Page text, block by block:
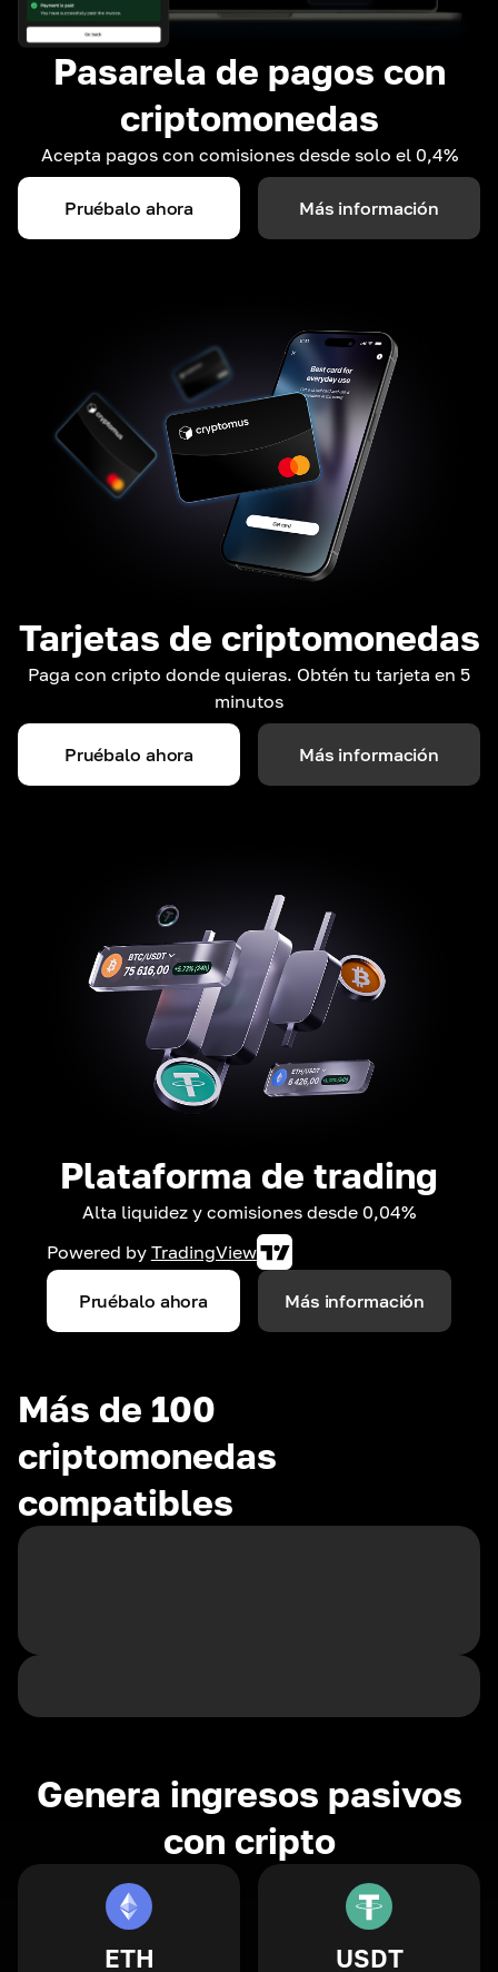
Pasarela de pagos con
criptomonedas
Acepta pagos con comisiones desde solo el 0,4%
Pruébalo ahora Más información
Tarjetas de criptomonedas
Paga con cripto donde quieras. Obtén tu tarjeta en 5
minutos
Pruébalo ahora Más información
Plataforma de trading
Alta liquidez y comisiones desde 0,04%
Powered by TradingView
Pruébalo ahora Más información
Más de 100
criptomonedas
compatibles
Genera ingresos pasivos
con cripto
ETH USDT